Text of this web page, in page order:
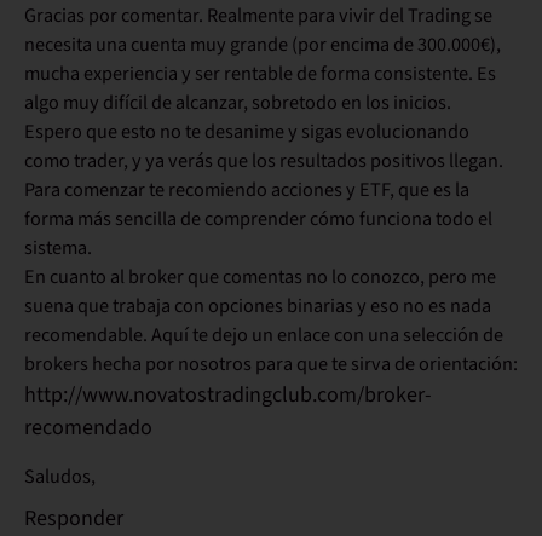
Gracias por comentar. Realmente para vivir del Trading se
necesita una cuenta muy grande (por encima de 300.000€),
mucha experiencia y ser rentable de forma consistente. Es
algo muy difícil de alcanzar, sobretodo en los inicios.
Espero que esto no te desanime y sigas evolucionando
como trader, y ya verás que los resultados positivos llegan.
Para comenzar te recomiendo acciones y ETF, que es la
forma más sencilla de comprender cómo funciona todo el
sistema.
En cuanto al broker que comentas no lo conozco, pero me
suena que trabaja con opciones binarias y eso no es nada
recomendable. Aquí te dejo un enlace con una selección de
brokers hecha por nosotros para que te sirva de orientación:
http://www.novatostradingclub.com/broker-
recomendado
Saludos,
Responder